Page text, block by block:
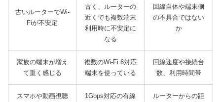
古いルーターでWi-
Fiが不安定
古く、ルーターの
近くでも複数端末
利用時に不安定に
なる
回線自体や端末側
の不具合ではない
か
家族の端末が増え
て重く感じる
複数のWi-Fi 6対応
端末を使っている
回線速度や接続台
数、利用時間帯
スマホや動画視聴
1Gbps対応の有線
ルーターからの距